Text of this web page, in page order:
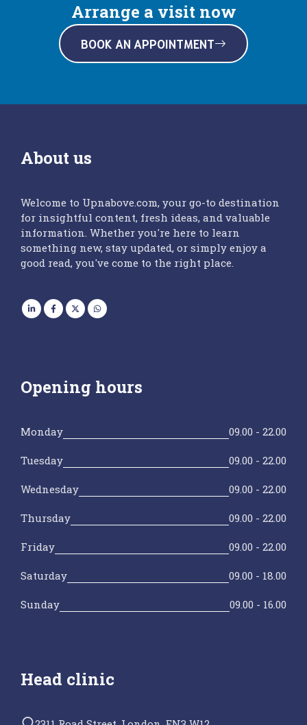
Arrange a visit now
BOOK AN APPOINTMENT
About us
Welcome to Upnabove.com, your go-to destination
for insightful content, fresh ideas, and valuable
information. Whether you're here to learn
something new, stay updated, or simply enjoy a
good read, you've come to the right place.
Opening hours
Monday 09.00 - 22.00
Tuesday 09.00 - 22.00
Wednesday 09.00 - 22.00
Thursday 09.00 - 22.00
Friday 09.00 - 22.00
Saturday 09.00 - 18.00
Sunday 09.00 - 16.00
Head clinic